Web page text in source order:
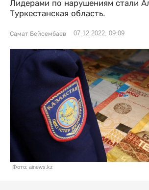
Лидерами по нарушениям стали
Туркестанская область.
Самат Бейсембаев 07.12.2022, 09:09
Фото: ainews.kz